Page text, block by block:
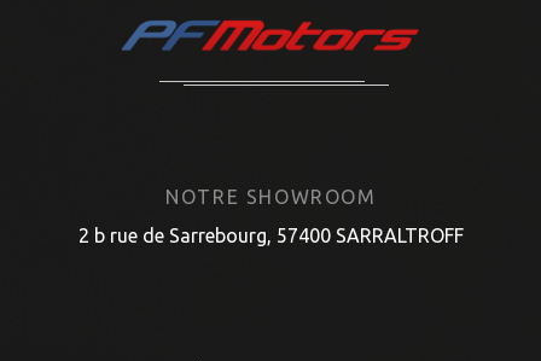
NOTRE SHOWROOM
2 b rue de Sarrebourg, 57400 SARRALTROFF